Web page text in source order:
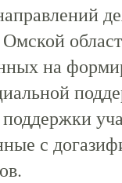
на
с